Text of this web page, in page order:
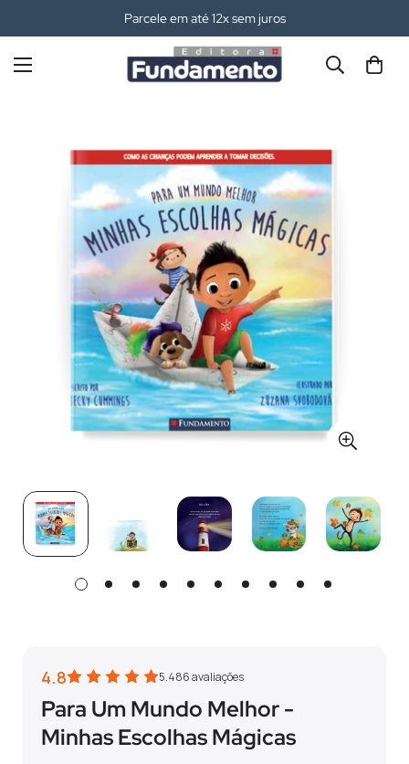
Parcele em até 12x sem juros
4.8 5.486avaliações
Para Um Mundo Melhor -
Minhas Escolhas Mágicas